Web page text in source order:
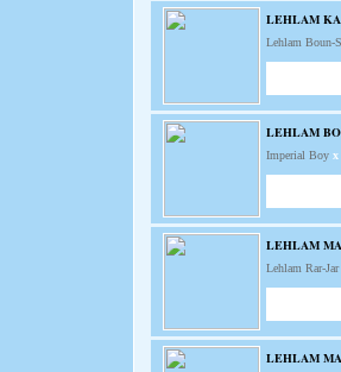
LEHLAM
Lehlam Boun-
LEHLAM
Imperial Boy x
LEHLAM
Lehlam Rar-Jar
LEHLAM